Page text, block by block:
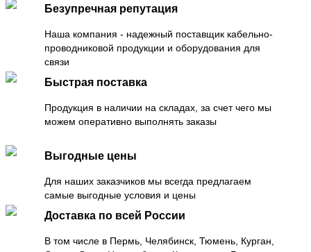
Безупречная репутация
Наша компания - надежный поставщик кабельно-
проводниковой продукции и оборудования для
связи
Быстрая поставка
Продукция в наличии на складах, за счет чего мы
можем оперативно выполнять заказы
Выгодные цены
Для наших заказчиков мы всегда предлагаем
самые выгодные условия и цены
Доставка по всей России
В том числе в Пермь, Челябинск, Тюмень, Курган,